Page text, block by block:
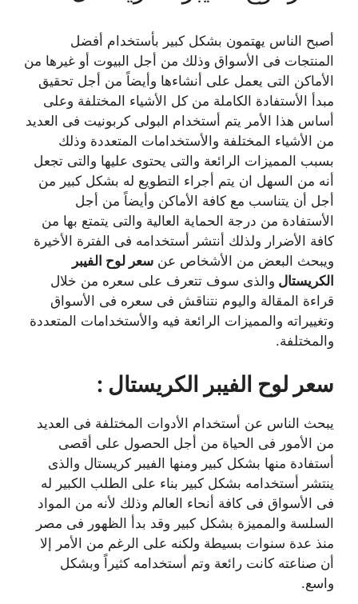
أصبح الناس يهتمون بشكل كبير بأستخدام أفضل
المنتجات فى الأسواق وذلك من أجل البيوت أو غيرها من
الأماكن التى يعمل على أنشاءها وأيضاً من أجل تحقيق
مبدأ الأستفادة الكاملة من كل الأشياء المختلفة وعلى
أساس هذا الأمر يتم أستخدام البولى كربونيت فى العديد
من الأشياء المختلفة والأستخدامات المتعددة وذلك
بسبب المميزات الرائعة والتى يحتوى عليها والتى تجعل
أنه من السهل ان يتم أجراء التطويع له بشكل كبير من
أجل أن يتناسب مع كافة الأماكن وأيضاً من أجل
الأستفادة من درجة الحماية العالية والتى يتمتع بها من
كافة الأضرار ولذلك أنتشر أستخدامه فى الفترة الأخيرة
ويبحث البعض من الأشخاص عن سعر لوح الفيبر
الكريستال والذى سوف تتعرف على سعره من خلال
قراءة المقالة واليوم نتناقش فى سعره فى الأسواق
وتغييراته والمميزات الرائعة فيه والأستخدامات المتعددة
والمختلفة.
سعر لوح الفيبر الكريستال :
يبحث الناس عن أستخدام الأدوات المختلفة فى العديد
من الأمور فى الحياة من أجل الحصول على أقصى
أستفادة منها بشكل كبير ومنها الفيبر كريستال والذى
ينتشر أستخدامه بشكل كبير بناء على الطلب الكبير له
فى الأسواق فى كافة أنحاء العالم وذلك لأنه من المواد
السلسة والمميزة بشكل كبير وقد بدأ الظهور فى مصر
منذ عدة سنوات بسيطة ولكنه على الرغم من الأمر إلا
أن صناعته كانت رائعة وتم أستخدامه كثيراً وبشكل
واسع.